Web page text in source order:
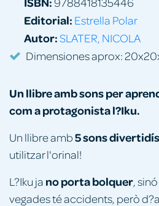
Un llibre amb sons per
com a protagonista l?Iku.
Un llibre amb5 sons
utilitzar l'orinal!
L?Iku ja no porta bolquer,
vegades té accidents, però
Editorial: Estrella Polar
Autor:SLATER, NICOLA
Dimensiones aprox: